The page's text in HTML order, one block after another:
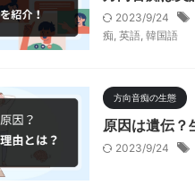
2023/9/24
痴, 英語, 韓国語
方向音痴の生態
原因は遺伝？
2023/9/24